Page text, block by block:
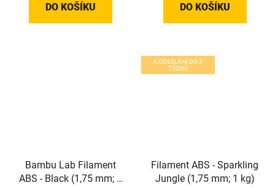
DO KOŠÍKU DO KOŠÍKU
Bambu Lab Filament
ABS - Black (1,75 mm; 1
K ODESLÁNÍ DO 3
TÝDNŮ
Filament ABS - Sparkling
Jungle (1,75 mm; 1 kg)